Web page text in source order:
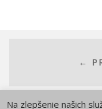
←
Na zlepšenie našich